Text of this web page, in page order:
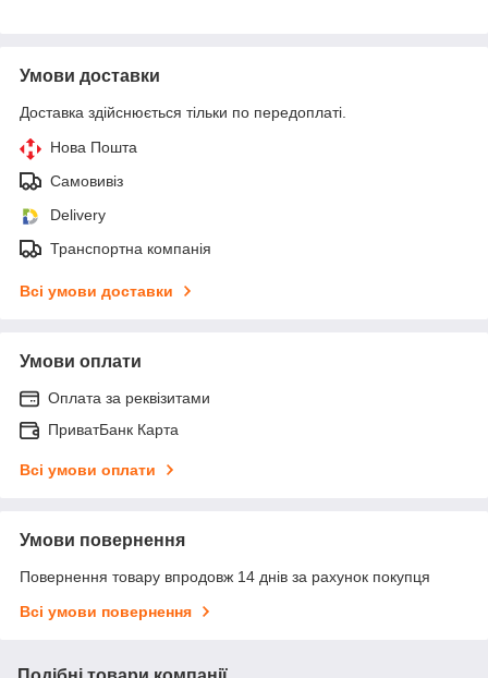
Умови доставки
Доставка здійснюється тільки по передоплаті.
Нова Пошта
Самовивіз
Delivery
Транспортна компанія
Всі умови доставки
Умови оплати
Оплата за реквізитами
ПриватБанк Карта
Всі умови оплати
Умови повернення
Повернення товару впродовж 14 днів за рахунок покупця
Всі умови повернення